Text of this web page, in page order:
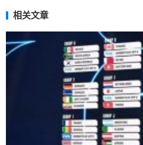
相关文章